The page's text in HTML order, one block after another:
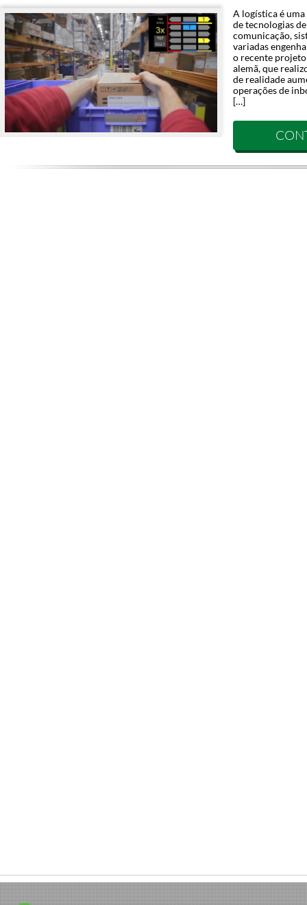
A logística é
de tecnologias
comunicação,
variadas
o recente
alemã, que
de realidade
operações de
[…]